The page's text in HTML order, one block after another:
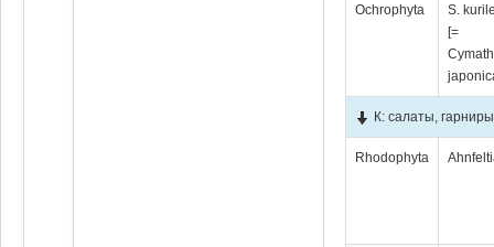
Ochrophyta
S.
[=
К: салаты,
Rhodophyta